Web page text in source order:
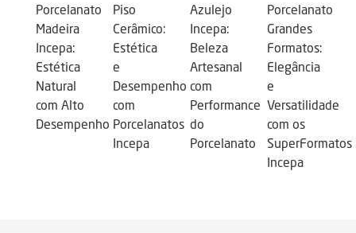
Porcelanato
Madeira
Incepa:
Estética
Natural
com Alto
Desempenho
Piso
Cerâmico:
Estética
e
Desempenho
com
Porcelanatos
Incepa
Azulejo
Incepa:
Beleza
Artesanal
com
Performance
do
Porcelanato
Porcelanato
Grandes
Formatos:
Elegância
e
Versatilidade
com os
SuperFormatos
Incepa